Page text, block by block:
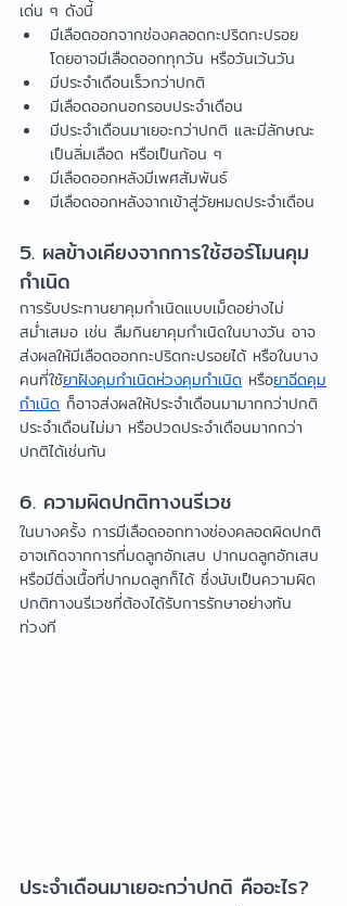
เด่น ๆ ดังนี้
มีเลือดออกจากช่องคลอดกะปริดกะปรอย
โดยอาจมีเลือดออกทุกวัน หรือวันเว้นวัน
มีประจำเดือนเร็วกว่าปกติ
มีเลือดออกนอกรอบประจำเดือน
มีประจำเดือนมาเยอะกว่าปกติ และมีลักษณะ
เป็นลิ่มเลือด หรือเป็นก้อน ๆ
มีเลือดออกหลังมีเพศสัมพันธ์
มีเลือดออกหลังจากเข้าสู่วัยหมดประจำเดือน
5. ผลข้างเคียงจากการใช้ฮอร์โมนคุม
กำเนิด
การรับประทานยาคุมกำเนิดแบบเม็ดอย่างไม่
สม่ำเสมอ เช่น ลืมกินยาคุมกำเนิดในบางวัน อาจ
ส่งผลให้มีเลือดออกกะปริดกะปรอยได้ หรือในบาง
คนที่ใช้ยาฝังคุมกำเนิดห่วงคุมกำเนิด หรือยาฉีดคุม
กำเนิด ก็อาจส่งผลให้ประจำเดือนมามากกว่าปกติ
ประจำเดือนไม่มา หรือปวดประจำเดือนมากกว่า
ปกติได้เช่นกัน
6. ความผิดปกติทางนรีเวช
ในบางครั้ง การมีเลือดออกทางช่องคลอดผิดปกติ
อาจเกิดจากการที่มดลูกอักเสบ ปากมดลูกอักเสบ
หรือมีติ่งเนื้อที่ปากมดลูกก็ได้ ซึ่งนับเป็นความผิด
ปกติทางนรีเวชที่ต้องได้รับการรักษาอย่างทัน
ท่วงที
ประจำเดือนมาเยอะกว่าปกติ คืออะไร?